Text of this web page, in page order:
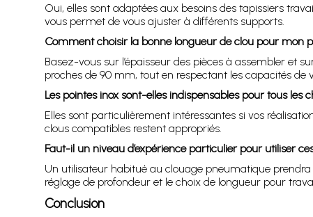
Oui, elles sont adaptées aux besoins des tapissiers
vous permet de vous ajuster à différents supports.
Comment choisir la bonne longueur de clou pour mon
Basez-vous sur l’épaisseur des pièces à assembler et
proches de 90 mm, tout en respectant les capacités de
Les pointes inox sont-elles indispensables pour tous les
Elles sont particulièrement intéressantes si vos
clous compatibles restent appropriés.
Faut-il un niveau d’expérience particulier pour utiliser
Un utilisateur habitué au clouage pneumatique
réglage de profondeur et le choix de longueur pour
Conclusion